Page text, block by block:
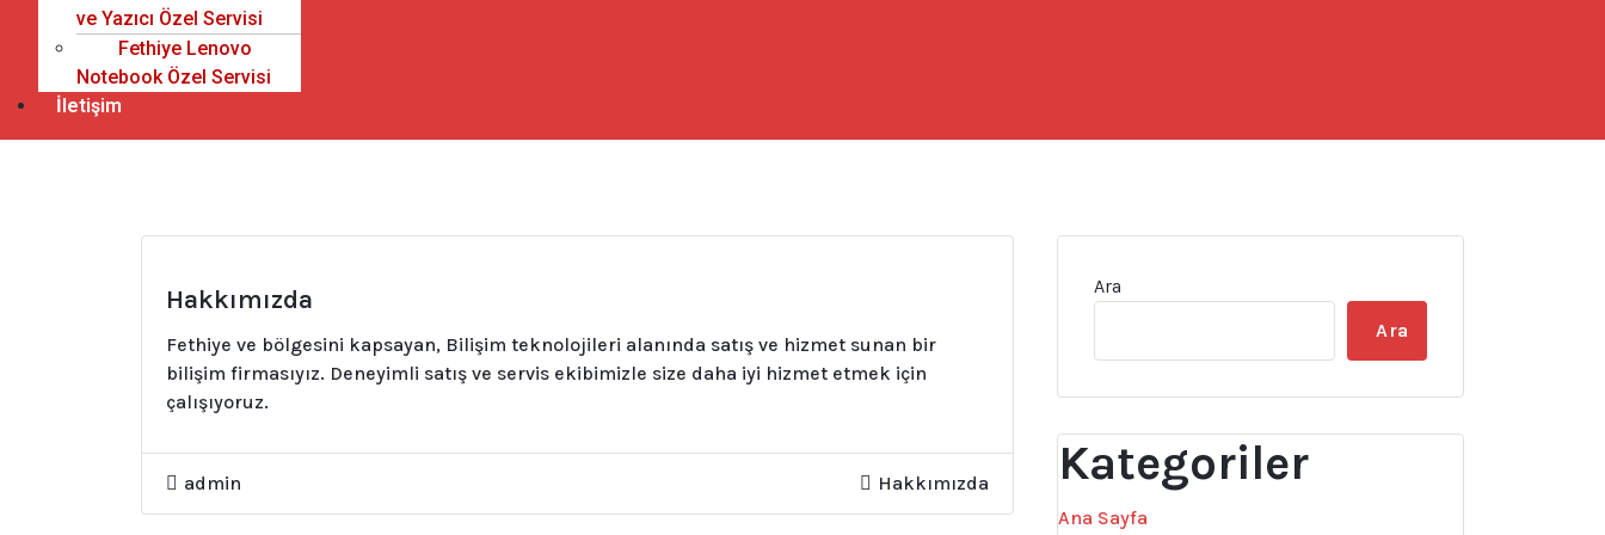
ve Yazıcı Özel Servisi
Fethiye Lenovo
Notebook Özel Servisi
İletişim
Hakkımızda
Fethiye ve bölgesini kapsayan, Bilişim teknolojileri alanında satış ve hizmet sunan bir
bilişim firmasıyız. Deneyimli satış ve servis ekibimizle size daha iyi hizmet etmek için
çalışıyoruz.
admin Hakkımızda
Ara
Ara
Kategoriler
Ana Sayfa